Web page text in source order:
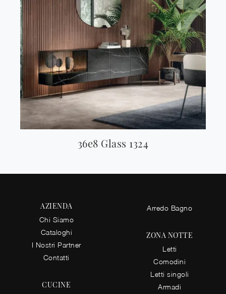
36e8 Glass 1324
AZIENDA
Chi Siamo
Cataloghi
I Nostri Partner
Contatti
CUCINE
Arredo Bagno
ZONA NOTTE
Letti
Comodini
Letti singoli
Armadi